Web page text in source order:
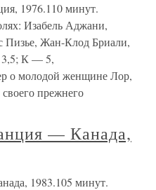
1976.110 минут.
Изабель Аджани,
Пизье, Жан-Клод Бриали,
3,5; К — 5,
о молодой женщине Лор,
прежнего
— Канада,
1983.105 минут.